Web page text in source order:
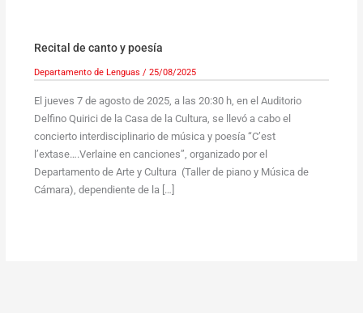
Recital de canto y poesía
Departamento de Lenguas / 25/08/2025
El jueves 7 de agosto de 2025, a las 20:30 h, en el Auditorio
Delfino Quirici de la Casa de la Cultura, se llevó a cabo el
concierto interdisciplinario de música y poesía “C’est
l’extase….Verlaine en canciones”, organizado por el
Departamento de Arte y Cultura (Taller de piano y Música de
Cámara), dependiente de la […]